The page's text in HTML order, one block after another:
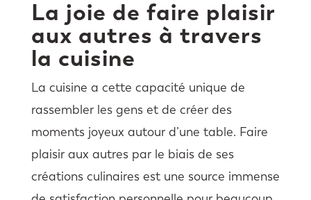
La joie de faire plaisir
aux autres à travers
la cuisine
La cuisine a cette capacité unique de
rassembler les gens et de créer des
moments joyeux autour d’une table. Faire
plaisir aux autres par le biais de ses
créations culinaires est une source immense